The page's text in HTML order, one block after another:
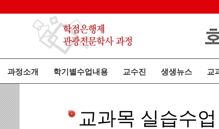
과정소개 학기별수업내용 교수진 생생뉴스 교
교과목 실습수업